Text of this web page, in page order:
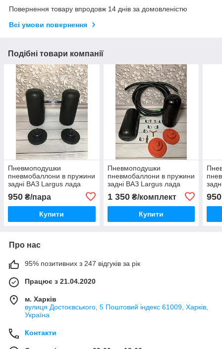
Повернення товару впродовж 14 днів за домовленістю
Всі умови повернення
Подібні товари компанії
Пневмоподушки
пневмобаллони в пружини
задні ВАЗ Largus лада
950 ₴/пара
Купити
Пневмоподушки
пневмобаллони в пружини
задні ВАЗ Largus лада
1 350₴/комплект
Купити
950
Про нас
95% позитивних з 247 відгуків за рік
Працює з 21.04.2020
м. Харків
вулиця Достоєвського, 5 Поштовий індекс 61009, Харків,
Україна
Контакти